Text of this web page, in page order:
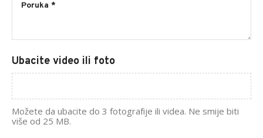
Ubacite video ili foto
Možete da ubacite do 3 fotografije ili videa. Ne smije biti
više od 25 MB.